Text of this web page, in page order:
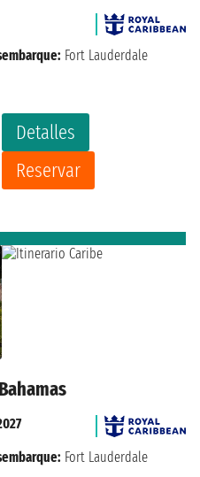
Detalles
Reservar
Fort Lauderdale
Fort Lauderdale